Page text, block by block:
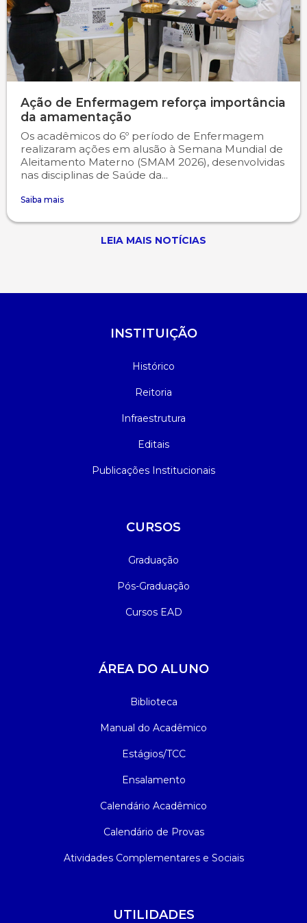
Ação de Enfermagem reforça importância
da amamentação
Os acadêmicos do 6º período de Enfermagem
realizaram ações em alusão à Semana Mundial de
Aleitamento Materno (SMAM 2026), desenvolvidas
nas disciplinas de Saúde da...
Saiba mais
LEIA MAIS NOTÍCIAS
INSTITUIÇÃO
Histórico
Reitoria
Infraestrutura
Editais
Publicações Institucionais
CURSOS
Graduação
Pós-Graduação
Cursos EAD
ÁREA DO ALUNO
Biblioteca
Manual do Acadêmico
Estágios/TCC
Ensalamento
Calendário Acadêmico
Calendário de Provas
Atividades Complementares e Sociais
UTILIDADES